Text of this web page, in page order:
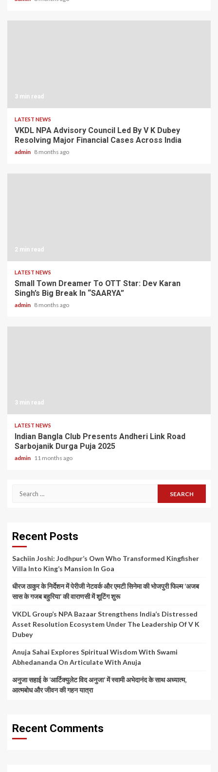
3 min read
LATEST NEWS
VKDL NPA Advisory Council Led By V K Dubey
Resolving Major Financial Cases Across India
admin 8 months ago
2 min read
LATEST NEWS
Small Town Dreamer To OTT Star: Dev Karan
Singh’s Big Break In “SAARYA”
admin 8 months ago
3 min read
LATEST NEWS
Indian Bangla Club Presents Andheri Link Road
Sarbojanik Durga Puja 2025
admin 11 months ago
Search
Recent Posts
Sachiin Joshi: Jodhpur’s Own Who Transformed Kingfisher
Villa Into King’s Mansion In Goa
धीरज ठाकुर के निर्देशन में पेरीजी नेटवर्क और एमटी सिनेमा की भोजपुरी फिल्म ‘अजब
सास के गजब बहुरिया’ की वाराणसी में शूटिंग शुरू
VKDL Group’s NPA Bazaar Strengthens India’s Distressed
Asset Resolution Ecosystem Under The Leadership Of V K
Dubey
Anuja Sahai Explores Spiritual Wisdom With Swami
Abhedananda On Articulate With Anuja
अनुजा सहाई के ‘आर्टिक्युलेट विद अनुजा’ में स्वामी अभेदानंद के साथ अध्यात्म,
आत्मबोध और जीवन की गहन यात्रा
Recent Comments